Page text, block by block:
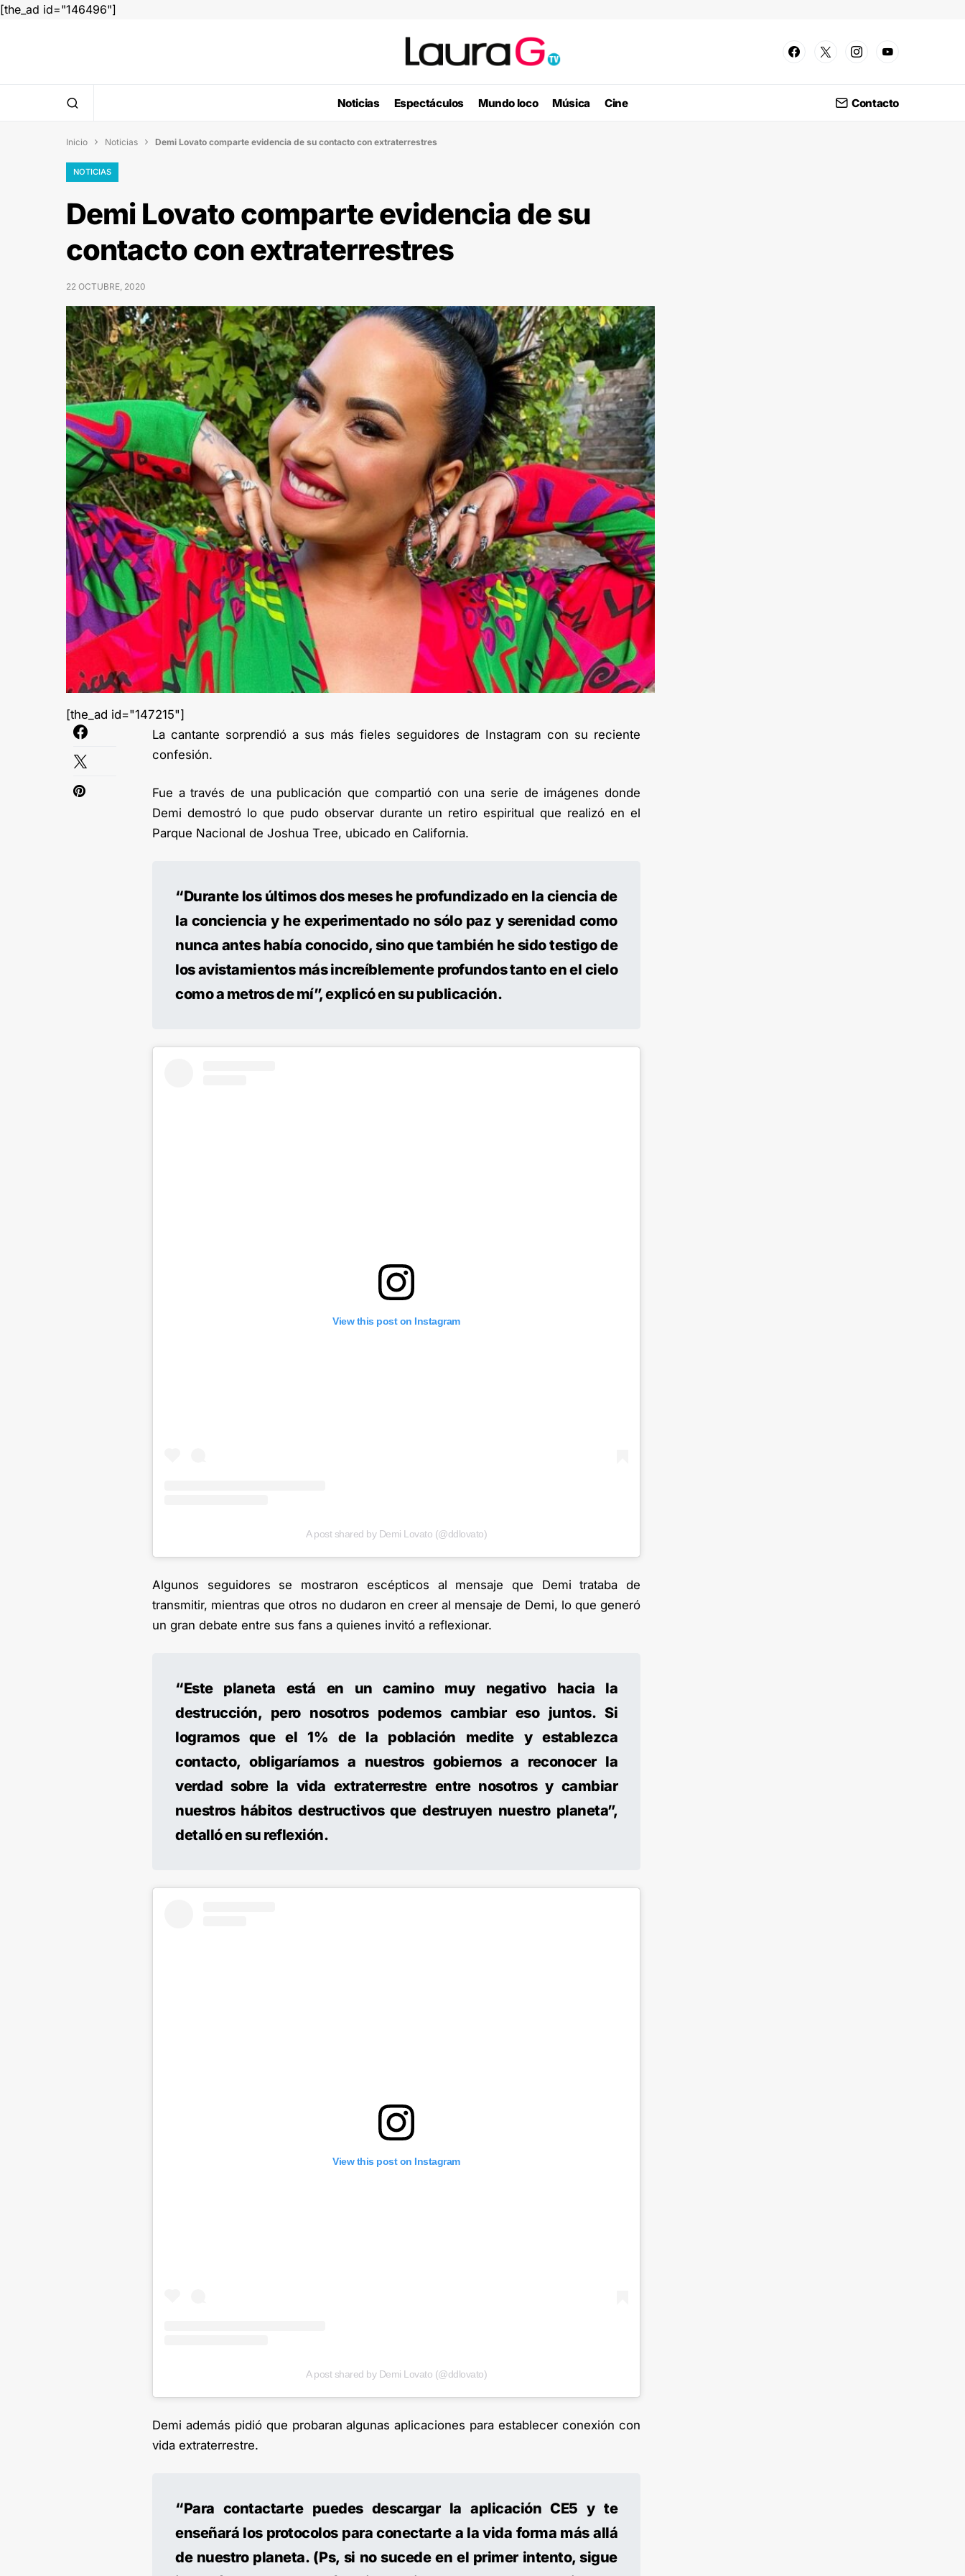
[the_ad id="146496"]
Noticias Espectáculos Mundo loco Música Cine Contacto
Inicio  Noticias  Demi Lovato comparte evidencia de su contacto con extraterrestres
NOTICIAS
Demi Lovato comparte evidencia de su
contacto con extraterrestres
22 OCTUBRE, 2020
[the_ad id="147215"]
La cantante sorprendió a sus más fieles seguidores de Instagram con su reciente
confesión.
Fue a través de una publicación que compartió con una serie de imágenes donde
Demi demostró lo que pudo observar durante un retiro espiritual que realizó en el
Parque Nacional de Joshua Tree, ubicado en California.
“Durante los últimos dos meses he profundizado en la ciencia de
la conciencia y he experimentado no sólo paz y serenidad como
nunca antes había conocido, sino que también he sido testigo de
los avistamientos más increíblemente profundos tanto en el cielo
como a metros de mí”, explicó en su publicación.
View this post on Instagram
A post shared by Demi Lovato (@ddlovato)
Algunos seguidores se mostraron escépticos al mensaje que Demi trataba de
transmitir, mientras que otros no dudaron en creer al mensaje de Demi, lo que generó
un gran debate entre sus fans a quienes invitó a reflexionar.
“Este planeta está en un camino muy negativo hacia la
destrucción, pero nosotros podemos cambiar eso juntos. Si
logramos que el 1% de la población medite y establezca
contacto, obligaríamos a nuestros gobiernos a reconocer la
verdad sobre la vida extraterrestre entre nosotros y cambiar
nuestros hábitos destructivos que destruyen nuestro planeta”,
detalló en su reflexión.
View this post on Instagram
A post shared by Demi Lovato (@ddlovato)
Demi además pidió que probaran algunas aplicaciones para establecer conexión con
vida extraterrestre.
“Para contactarte puedes descargar la aplicación CE5 y te
enseñará los protocolos para conectarte a la vida forma más allá
de nuestro planeta. (Ps, si no sucede en el primer intento, sigue